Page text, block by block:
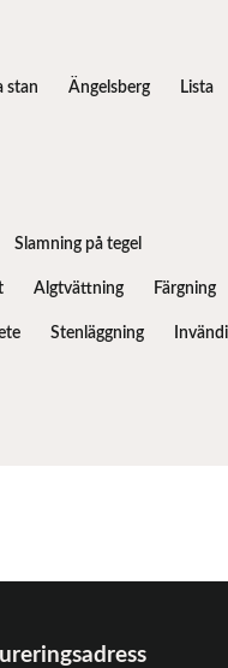
stan Ängelsberg Lista
Slamning på tegel
Algtvättning Färgning
Stenläggning